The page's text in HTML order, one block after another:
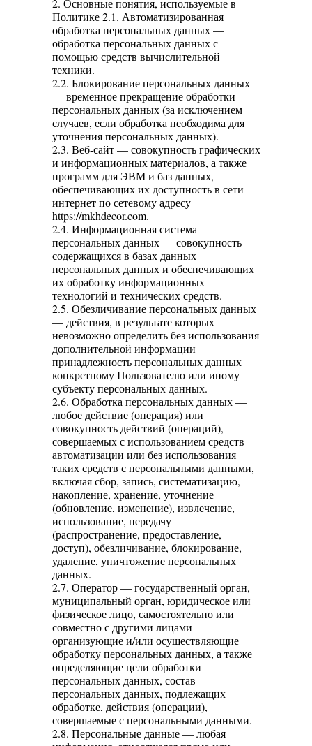
2. Основные понятия, используемые в
Политике 2.1. Автоматизированная
обработка персональных данных —
обработка персональных данных с
помощью средств вычислительной
техники.
2.2. Блокирование персональных данных
— временное прекращение обработки
персональных данных (за исключением
случаев, если обработка необходима для
уточнения персональных данных).
2.3. Веб-сайт — совокупность графических
и информационных материалов, а также
программ для ЭВМ и баз данных,
обеспечивающих их доступность в сети
интернет по сетевому адресу
https://mkhdecor.com.
2.4. Информационная система
персональных данных — совокупность
содержащихся в базах данных
персональных данных и обеспечивающих
их обработку информационных
технологий и технических средств.
2.5. Обезличивание персональных данных
— действия, в результате которых
невозможно определить без использования
дополнительной информации
принадлежность персональных данных
конкретному Пользователю или иному
субъекту персональных данных.
2.6. Обработка персональных данных —
любое действие (операция) или
совокупность действий (операций),
совершаемых с использованием средств
автоматизации или без использования
таких средств с персональными данными,
включая сбор, запись, систематизацию,
накопление, хранение, уточнение
(обновление, изменение), извлечение,
использование, передачу
(распространение, предоставление,
доступ), обезличивание, блокирование,
удаление, уничтожение персональных
данных.
2.7. Оператор — государственный орган,
муниципальный орган, юридическое или
физическое лицо, самостоятельно или
совместно с другими лицами
организующие и/или осуществляющие
обработку персональных данных, а также
определяющие цели обработки
персональных данных, состав
персональных данных, подлежащих
обработке, действия (операции),
совершаемые с персональными данными.
2.8. Персональные данные — любая